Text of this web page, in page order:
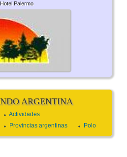
Hotel Palermo
ARGENTINA
Actividades
Provincias argentinas Polo